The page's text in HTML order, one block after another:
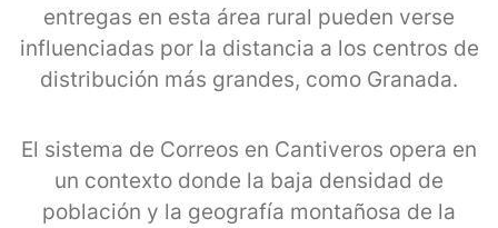
entregas en esta área rural pueden verse
influenciadas por la distancia a los centros de
distribución más grandes, como Granada.
El sistema de Correos en Cantiveros opera en
un contexto donde la baja densidad de
población y la geografía montañosa de la